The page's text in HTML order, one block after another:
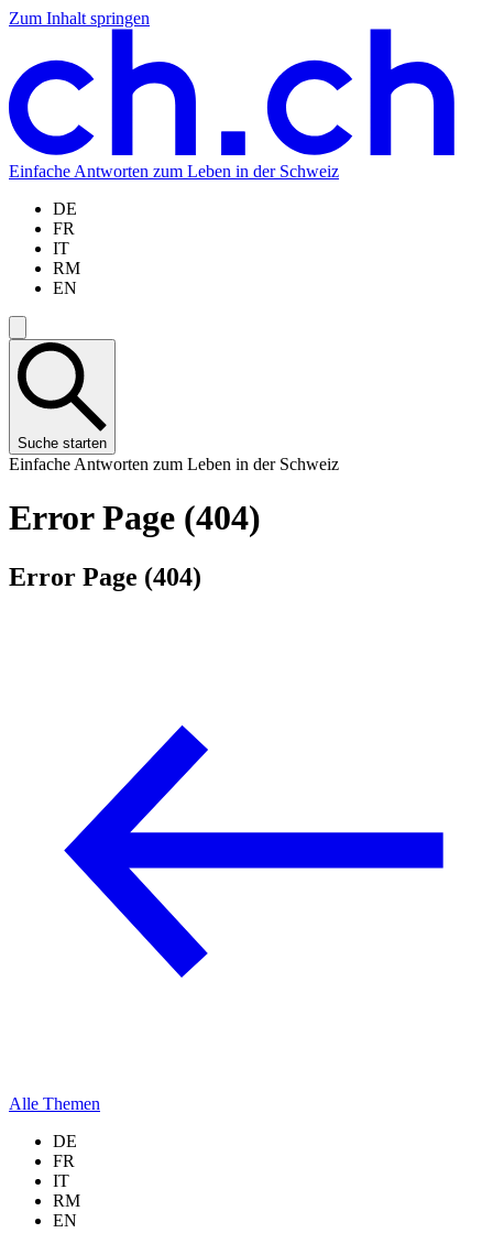
Zum Inhalt springen
Zum
springen
Zur
springen
Zur
springen
Zur
springen
Einfache Antworten zum Leben in der Schweiz
DE
FR
IT
RM
EN
Suche starten
Einfache Antworten zum Leben in der Schweiz
Error Page (404)
Error Page (404)
Alle Themen
DE
FR
IT
RM
EN